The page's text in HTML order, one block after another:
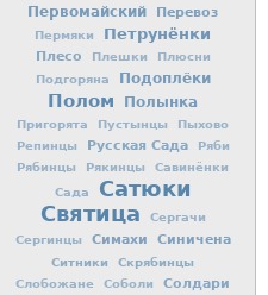
Первомайский Перевоз
Пермяки Петрунёнки
Плесо Плешки
Плюсни
Подгоряна
Подоплёки
Полом Полынка
Пригорята Пустынцы
Пыхово
Репинцы
Русская Сада
Ряби
Рябинцы
Рякинцы
Савинёнки
Сада
Сатюки
Святица
Сергачи
Сергинцы
Симахи Синичена
Ситники Скрябинцы
Слобожане Соболи
Солдари